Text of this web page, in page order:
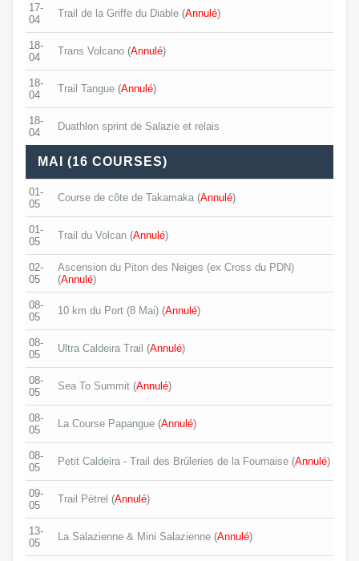
17-
04
Trail de la Griffe du Diable (Annulé)
18-
04
Trans Volcano (Annulé)
18-
04
Trail Tangue (Annulé)
18-
04
Duathlon sprint de Salazie et relais
MAI (16 COURSES)
01-
05
Course de côte de Takamaka (Annulé)
01-
05
Trail du Volcan (Annulé)
02-
05
Ascension du Piton des Neiges (ex Cross du PDN)
(Annulé)
08-
05
10 km du Port (8 Mai) (Annulé)
08-
05
Ultra Caldeira Trail (Annulé)
08-
05
Sea To Summit (Annulé)
08-
05
La Course Papangue (Annulé)
08-
05
Petit Caldeira - Trail des Brûleries de la Fournaise (Annulé)
09-
05
Trail Pétrel (Annulé)
13-
05
La Salazienne & Mini Salazienne (Annulé)